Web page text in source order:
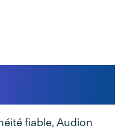
fiable, Audion